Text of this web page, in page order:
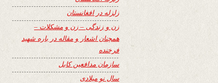
زلزله در افغانستان
زن و زندگی – زن و مشکلات –
همچنان اشعار و مقاله در باره شهید
فرخنده
سازمان مدافعین کابل
سال نو میلادی